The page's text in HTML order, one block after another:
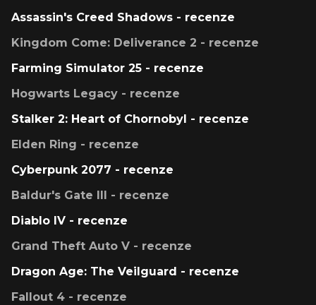
Assassin's Creed Shadows - recenze
Kingdom Come: Deliverance 2 - recenze
Farming Simulator 25 - recenze
Hogwarts Legacy - recenze
Stalker 2: Heart of Chornobyl - recenze
Elden Ring - recenze
Cyberpunk 2077 - recenze
Baldur's Gate III - recenze
Diablo IV - recenze
Grand Theft Auto V - recenze
Dragon Age: The Veilguard - recenze
Fallout 4 - recenze